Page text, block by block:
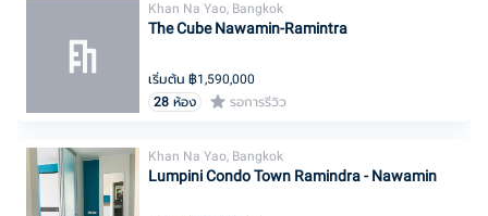
Khan Na Yao, Bangkok
The Cube Nawamin-Ramintra
เริ่มต้น ฿1,590,000
28 ห้อง รอการรีวิว
Khan Na Yao, Bangkok
Lumpini Condo Town Ramindra - Nawamin